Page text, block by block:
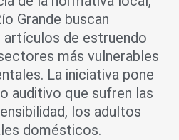
Grande buscan
artículos de estruendo
más vulnerables
La iniciativa pone
auditivo que sufren las
los adultos
domésticos.